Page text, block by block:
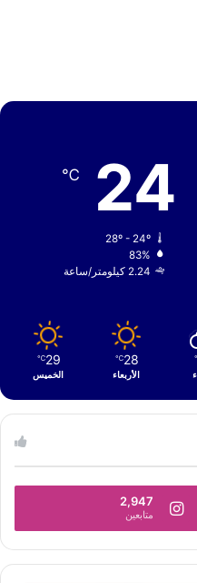
24
℃
28º - 24º
83%
2.24 كيلومتر/ساعة
28
℃
الأربعاء
29
℃
الخميس
2,947
متابعين